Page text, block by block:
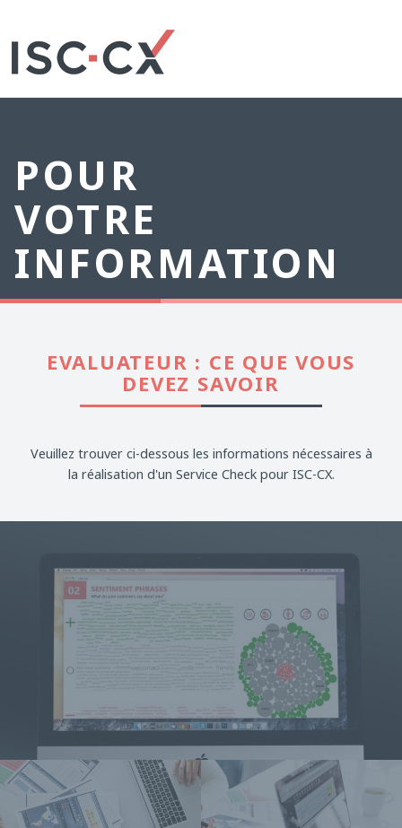
POUR
VOTRE
INFORMATION
EVALUATEUR : CE QUE VOUS
DEVEZ SAVOIR
Veuillez trouver ci-dessous les informations nécessaires à
la réalisation d'un Service Check pour ISC-CX.